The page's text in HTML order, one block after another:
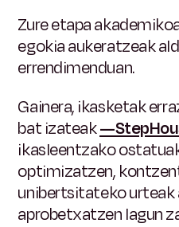
Zure etapa
egokia aukeratzeak
errendimenduan.
Gainera, ikasketak
bat izateak
ikasleentzako
optimizatzen,
unibertsitateko urteak
aprobetxatzen lagun